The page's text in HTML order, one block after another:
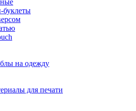
буклеты
на одежду
для печати